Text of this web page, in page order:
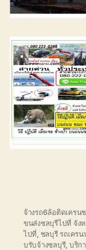
จ้างรถ6ล้อติดเครน
ขนส่งชลบุรีไปที่ จัง
ไปที่ ชลบุรี รถเคร
บรับจ้างชลบุรี, บริก